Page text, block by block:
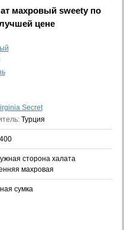
махровый sweetyпо
цене
Secret
Турция
400
сторона халата
махровая
сумка